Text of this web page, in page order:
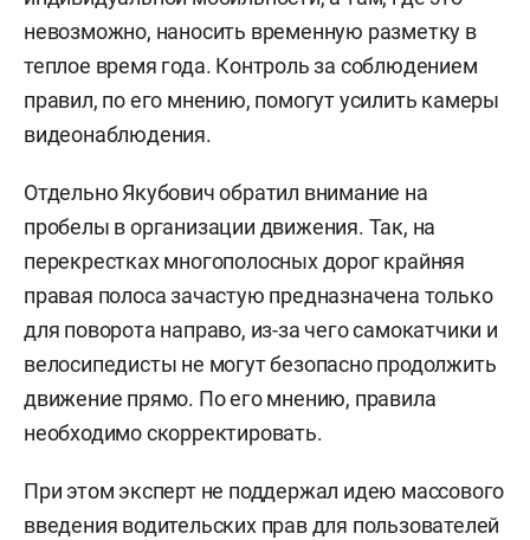
невозможно, наносить временную разметку в
теплое время года. Контроль за соблюдением
правил, по его мнению, помогут усилить камеры
видеонаблюдения.
Отдельно Якубович обратил внимание на
пробелы в организации движения. Так, на
перекрестках многополосных дорог крайняя
правая полоса зачастую предназначена только
для поворота направо, из-за чего самокатчики и
велосипедисты не могут безопасно продолжить
движение прямо. По его мнению, правила
необходимо скорректировать.
При этом эксперт не поддержал идею массового
введения водительских прав для пользователей